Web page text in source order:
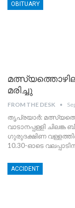
OBITUARY
മരിച്ചു
FROM THE DESK
തൃപ്രയാര്‍:
വാടാനപ്പള്ളി ചിലങ്ക
ഗുരുദക്ഷിണ
10.30-ഓടെ
ACCIDENT